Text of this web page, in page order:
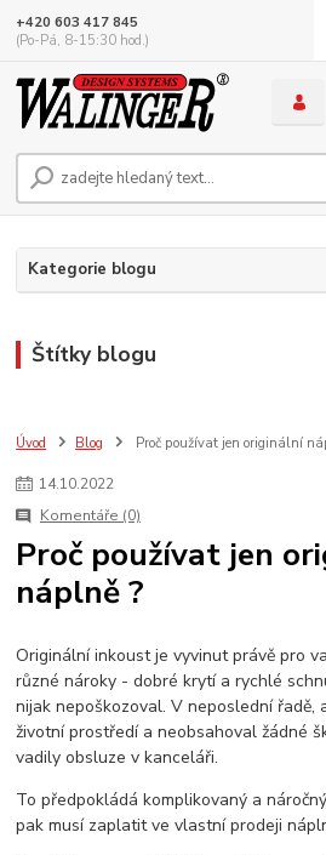
+420 603 417 845
(Po-Pá, 8-15:30 hod.)
Kategorie blogu
Štítky blogu
Úvod Blog Proč používat jen originální
14.10.2022
Komentáře (0)
Proč používat jen
náplně ?
Originální inkoust je vyvinut právě pro
různé nároky - dobré krytí a rychlé
nijak nepoškozoval. V neposlední řadě,
životní prostředí a neobsahoval žádné
vadily obsluze v kanceláři.
To předpokládá komplikovaný a
pak musí zaplatit ve vlastní prodeji